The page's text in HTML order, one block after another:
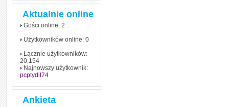
Aktualnie online
Gości online: 2
Użytkowników online: 0
Łącznie użytkowników:
20,154
Najnowszy użytkownik:
pcptydit74
Ankieta